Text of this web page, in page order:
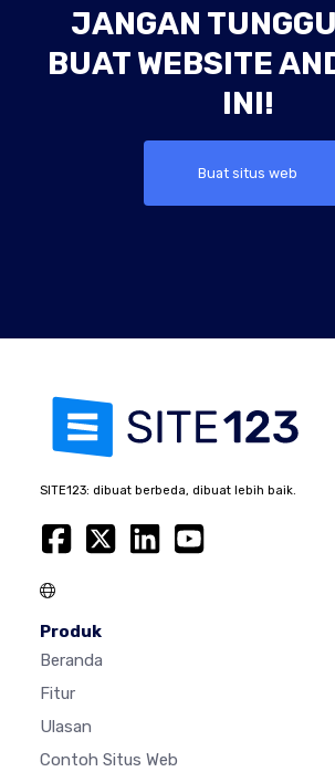
JANGAN
BUAT WEBSITE
INI!
Buat situs web
SITE123: dibuat berbeda, dibuat lebih baik.
Produk
Beranda
Fitur
Ulasan
Contoh Situs Web